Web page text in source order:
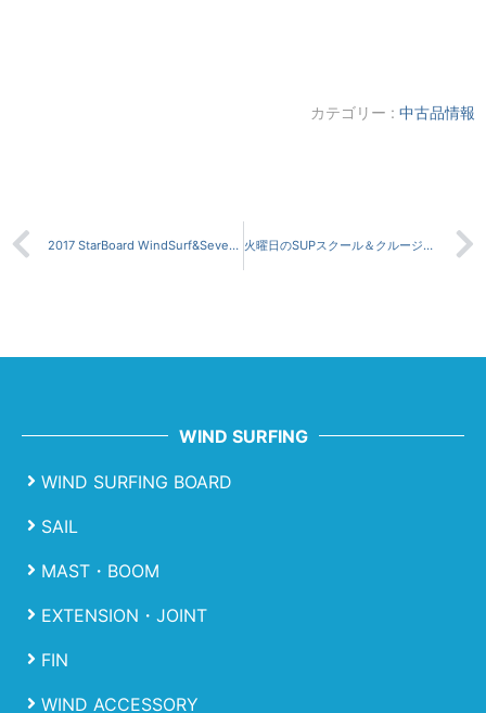
カテゴリー : 中古品情報
2017 StarBoard WindSurf&Severne 試乗会のご案内。 火曜日のSUPスクール＆クルージング
WIND SURFING
WIND SURFING BOARD
SAIL
MAST・BOOM
EXTENSION・JOINT
FIN
WIND ACCESSORY